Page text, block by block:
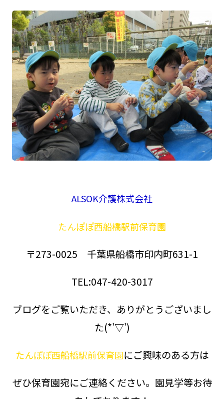
ALSOK介護株式会社
たんぽぽ西船橋駅前保育園
〒273-0025 千葉県船橋市印内町631-1
TEL:047-420-3017
ブログをご覧いただき、ありがとうございまし
た(*'▽')
たんぽぽ西船橋駅前保育園にご興味のある方は
ぜひ保育園宛にご連絡ください。園見学等お待